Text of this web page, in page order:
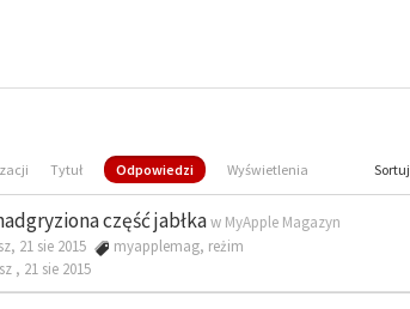
Tytuł Odpowiedzi Wyświetlenia Sortuj
część jabłkaw MyApple Magazyn
21 sie 2015
myapplemag, reżim
, 21 sie 2015